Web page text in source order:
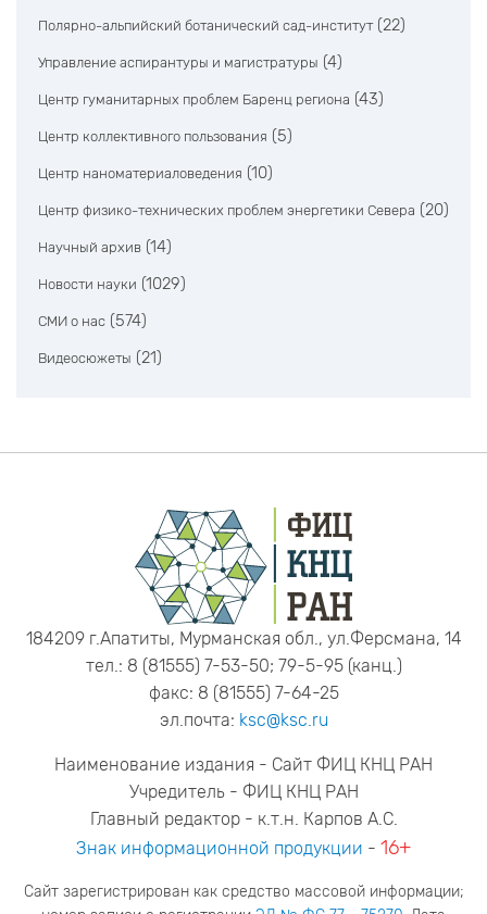
Полярно-альпийский ботанический сад-институт (22)
Управление аспирантуры и магистратуры (4)
Центр гуманитарных проблем Баренц региона (43)
Центр коллективного пользования (5)
Центр наноматериаловедения (10)
Центр физико-технических проблем энергетики Севера (20)
Научный архив (14)
Новости науки (1029)
СМИ о нас (574)
Видеосюжеты (21)
184209 г.Апатиты, Мурманская обл., ул.Ферсмана, 14
тел.: 8 (81555) 7-53-50; 79-5-95 (канц.)
факс: 8 (81555) 7-64-25
эл.почта: ksc@ksc.ru
Наименование издания - Сайт ФИЦ КНЦ РАН
Учредитель - ФИЦ КНЦ РАН
Главный редактор - к.т.н. Карпов А.С.
Знак информационной продукции - 16+
Сайт зарегистрирован как средство массовой информации;